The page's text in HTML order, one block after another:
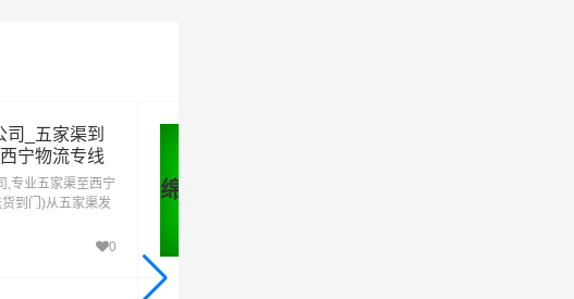
司_五家渠到
宁物流专线
,专业五家渠至西宁
到门)从五家渠发
0
绵阳 - 乌鲁木齐